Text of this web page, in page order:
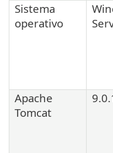
Sistema
operativo
Apache
Tomcat